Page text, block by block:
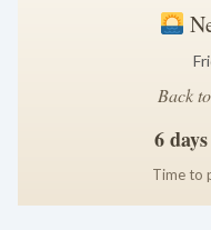
Back
6
Time to